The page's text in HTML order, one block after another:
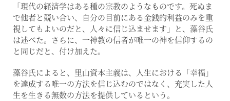
「現代の経済学はある種の宗教のようなものです。死ぬま
で他者と競い合い、自分の目前にある金銭的利益のみを重
視してもよいのだと、人々に信じ込ませます」と、藻谷氏
は述べた。さらに、一神教の信者が唯一の神を信仰するの
と同じだと、付け加えた。
藻谷氏によると、里山資本主義は、人生における「幸福」
を達成する唯一の方法を信じ込むのではなく、充実した人
生を生きる無数の方法を提供しているという。